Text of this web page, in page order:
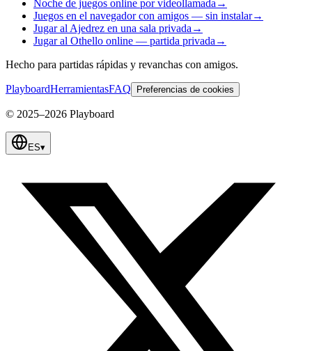
Noche de juegos online por videollamada →
Juegos en el navegador con amigos — sin instalar→
Jugar al Ajedrez en una sala privada →
Jugar al Othello online — partida privada →
Hecho para partidas rápidas y revanchas con amigos.
PlayboardHerramientasFAQ Preferencias de cookies
© 2025–2026 Playboard
ES▾